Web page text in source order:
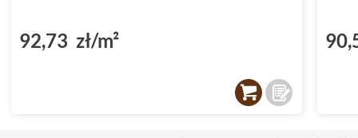
92,73 zł/m²